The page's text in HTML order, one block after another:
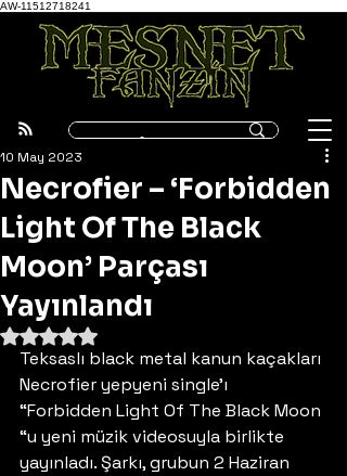
AW-11512718241
Necrofier – ‘Forbidden
Light Of The Black
Moon’ Parçası
Yayınlandı
10 May 2023
5 üzerinden NaN yıldız
Teksaslı black metal kanun kaçakları
Necrofier yepyeni single’ı
“Forbidden Light Of The Black Moon
“u yeni müzik videosuyla birlikte
yayınladı. Şarkı, grubun 2 Haziran